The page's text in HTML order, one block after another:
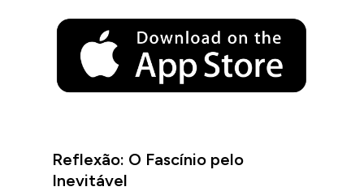
Reflexão: O Fascínio pelo
Inevitável